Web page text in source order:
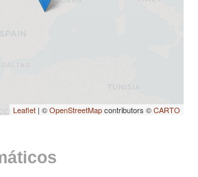
Leaflet | ©OpenStreetMapcontributors ©CARTO